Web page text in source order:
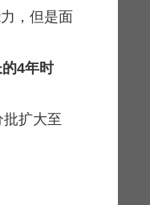
，但是面
4年时
扩大至